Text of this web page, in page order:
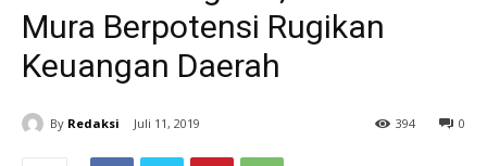
Mura Berpotensi Rugikan
Keuangan Daerah
By Redaksi Juli 11, 2019 0
394